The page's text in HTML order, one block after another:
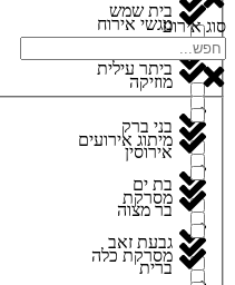
מגשי אירוח
מוזיקה
מיתוג אירועים
מסרקת
מסרקת כלה
בית שמש
ביתר עילית
בני ברק
בת ים
גבעת זאב
סוג אירוע
אירוסין
בר מצוה
ברית